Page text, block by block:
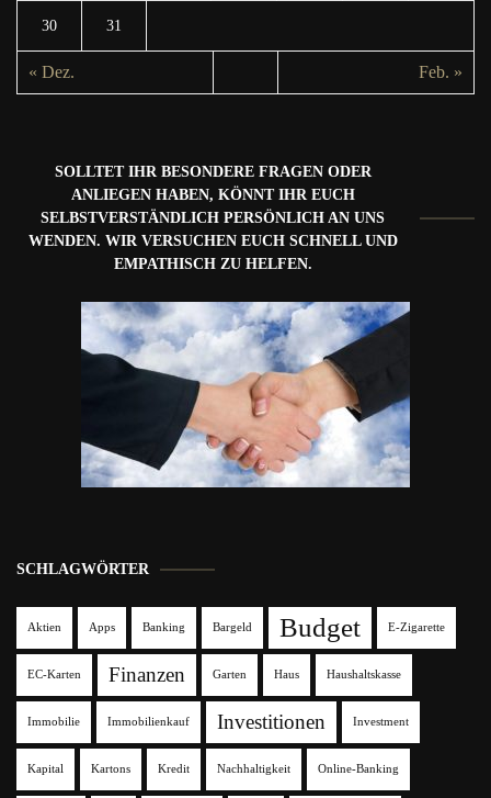
30 31
« Dez. Feb. »
SOLLTET IHR BESONDERE FRAGEN ODER
ANLIEGEN HABEN, KÖNNT IHR EUCH
SELBSTVERSTÄNDLICH PERSÖNLICH AN UNS
WENDEN. WIR VERSUCHEN EUCH SCHNELL UND
EMPATHISCH ZU HELFEN.
SCHLAGWÖRTER
Aktien Apps Banking Bargeld Budget E-Zigarette
EC-Karten Finanzen Garten Haus Haushaltskasse
Immobilie Immobilienkauf Investitionen Investment
Kapital Kartons Kredit Nachhaltigkeit Online-Banking